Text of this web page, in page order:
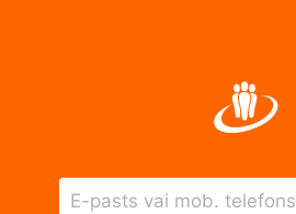
E-pasts vai mob. telefons